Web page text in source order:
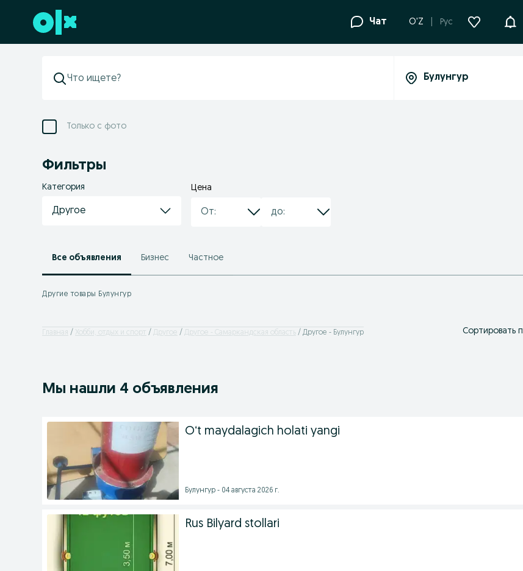
Перейти к нижнему колонтитулу Чат O'Z Рус
Только с фото
Фильтры
Категория
Другое
Цена
Все объявления Бизнес Частное
Другие товары Булунгур
Главная Хобби, отдых и спорт Другое Другое - Самаркандская область Другое - Булунгур Сортировать
Мы нашли 4 объявления
Oʻt maydalagich holati yangi
Булунгур - 04 августа 2026 г.
Rus Bilyard stollari